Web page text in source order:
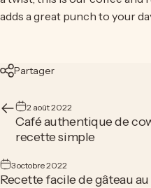
Partager
2 août 2022
Café authentique de
recette simple
3 octobre 2022
Recette facile de gâteau